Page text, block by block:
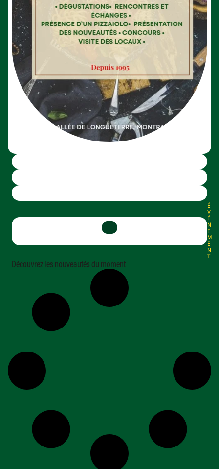
É
V
É
N
E
M
E
N
T
Découvrez les nouveautés du moment